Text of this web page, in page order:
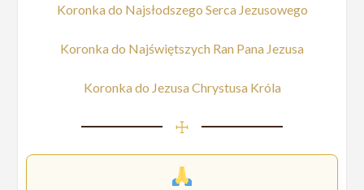
Koronka do Najsłodszego Serca Jezusowego
Koronka do Najświętszych Ran Pana Jezusa
Koronka do Jezusa Chrystusa Króla
☩